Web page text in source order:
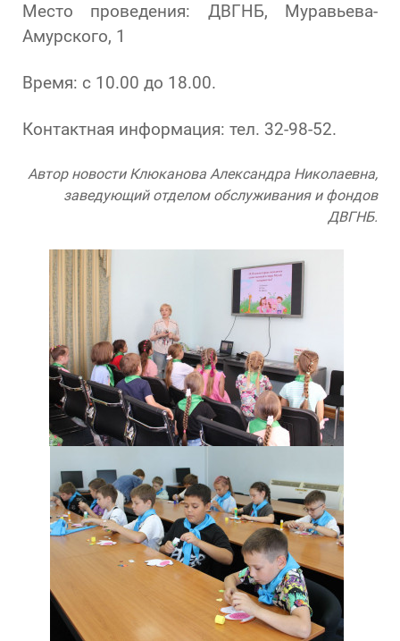
Место проведения: ДВГНБ, Муравьева-
Амурского, 1
Время: с 10.00 до 18.00.
Контактная информация: тел. 32-98-52.
Автор новости Клюканова Александра Николаевна,
заведующий отделом обслуживания и фондов
ДВГНБ.